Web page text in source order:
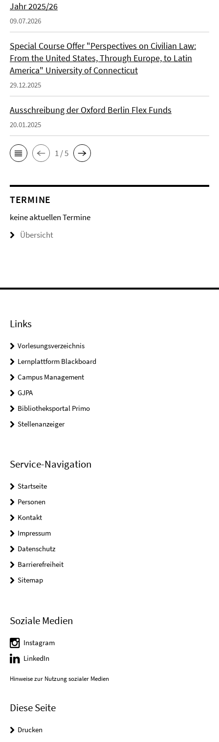
Jahr 2025/26
09.07.2026
Special Course Offer "Perspectives on Civilian Law:
From the United States, Through Europe, to Latin
America" University of Connecticut
29.12.2025
Ausschreibung der Oxford Berlin Flex Funds
20.01.2025
1 / 5
TERMINE
keine aktuellen Termine
Übersicht
Links
Vorlesungsverzeichnis
Lernplattform Blackboard
Campus Management
GJPA
Bibliotheksportal Primo
Stellenanzeiger
Service-Navigation
Startseite
Personen
Kontakt
Impressum
Datenschutz
Barrierefreiheit
Sitemap
Soziale Medien
Instagram
LinkedIn
Hinweise zur Nutzung sozialer Medien
Diese Seite
Drucken